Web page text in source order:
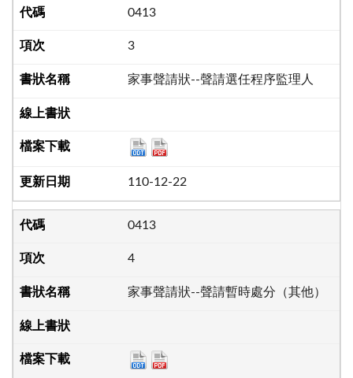
0413
3
家事聲請狀--聲請選任程序監理人
110-12-22
0413
4
家事聲請狀--聲請暫時處分（其他）